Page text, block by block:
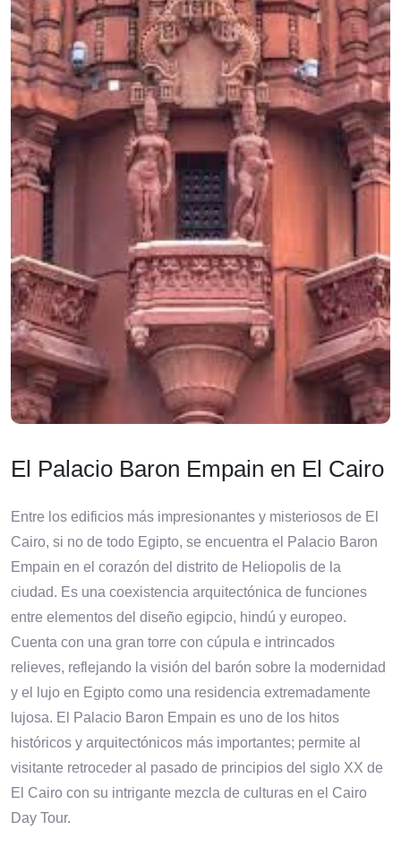
El Palacio Baron Empain en El Cairo
Entre los edificios más impresionantes y misteriosos de El
Cairo, si no de todo Egipto, se encuentra el Palacio Baron
Empain en el corazón del distrito de Heliopolis de la
ciudad. Es una coexistencia arquitectónica de funciones
entre elementos del diseño egipcio, hindú y europeo.
Cuenta con una gran torre con cúpula e intrincados
relieves, reflejando la visión del barón sobre la modernidad
y el lujo en Egipto como una residencia extremadamente
lujosa. El Palacio Baron Empain es uno de los hitos
históricos y arquitectónicos más importantes; permite al
visitante retroceder al pasado de principios del siglo XX de
El Cairo con su intrigante mezcla de culturas en el Cairo
Day Tour.